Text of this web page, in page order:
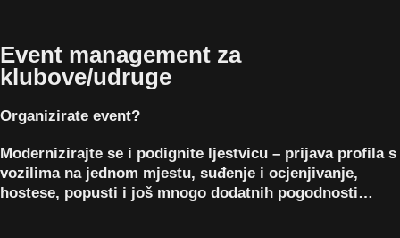
Event management za
klubove/udruge
Organizirate event?
Modernizirajte se i podignite ljestvicu – prijava profila s
vozilima na jednom mjestu, suđenje i ocjenjivanje,
hostese, popusti i još mnogo dodatnih pogodnosti…